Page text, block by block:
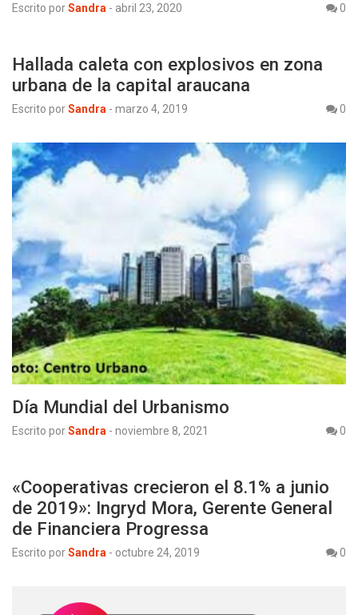
Escrito porSandra - abril 23, 2020 0
Hallada caleta con explosivos en zona
urbana de la capital araucana
Escrito porSandra - marzo 4, 2019 0
Día Mundial del Urbanismo
Escrito porSandra - noviembre 8, 2021 0
«Cooperativas crecieron el 8.1% a junio
de 2019»: Ingryd Mora, Gerente General
de Financiera Progressa
Escrito porSandra - octubre 24, 2019 0